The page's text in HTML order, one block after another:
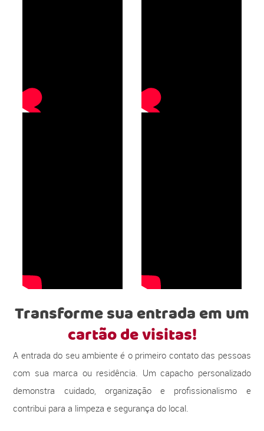
Transforme sua entrada em um
cartão de visitas!
A entrada do seu ambiente é o primeiro contato das pessoas
com sua marca ou residência. Um capacho personalizado
demonstra cuidado, organização e profissionalismo e
contribui para a limpeza e segurança do local.